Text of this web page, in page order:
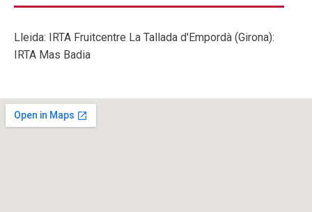
Lleida: IRTA Fruitcentre La Tallada d'Empordà (Girona):
IRTA Mas Badia